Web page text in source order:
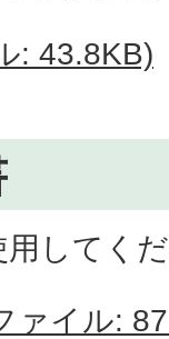
: 43.8KB)
してく
ァイル: